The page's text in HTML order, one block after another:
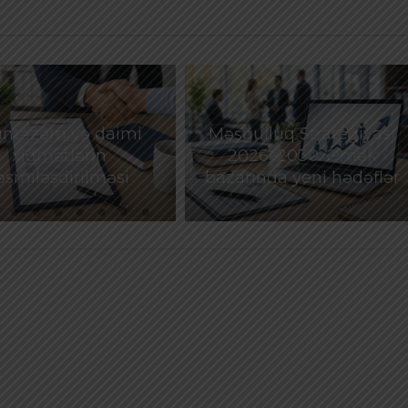
və daimi
xidmətlərin
Məşğulluq Strategiyası
2026–2030: Əmək
bazarında yeni hədəflər